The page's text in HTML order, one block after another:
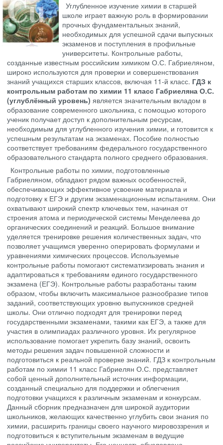
Углубленное изучение химии в старшей
школе играет важную роль в формировании
прочных фундаментальных знаний,
необходимых для успешной сдачи выпускных
экзаменов и поступления в профильные
университеты. Контрольные работы,
созданные известным российским химиком О.С. Габриеляном,
широко используются для проверки и совершенствования
знаний учащихся старших классов, включая 11-й класс. ГДЗ к
контрольным работам по химии 11 класс Габриеляна О.С.
(углублённый уровень) является значительным вкладом в
образование современного школьника, с помощью которого
ученик получает доступ к дополнительным ресурсам,
необходимым для углубленного изучения химии, и готовится к
успешным результатам на экзаменах. Пособие полностью
соответствует требованиям федерального государственного
образовательного стандарта полного среднего образования.
Контрольные работы по химии, подготовленные
Габриеляном, обладают рядом важных особенностей,
обеспечивающих эффективное усвоение материала и
подготовку к ЕГЭ и другим экзаменационным испытаниям. Они
охватывают широкий спектр ключевых тем, начиная от
строения атома и периодической системы Менделеева до
органических соединений и реакций. Большое внимание
уделяется тренировке решения количественных задач, что
позволяет учащимся уверенно оперировать формулами и
уравнениями химических процессов. Используемые
контрольные работы помогают систематизировать знания и
адаптироваться к требованиям единого государственного
экзамена (ЕГЭ). Контрольные работы разработаны таким
образом, чтобы включить максимальное разнообразие типов
заданий, соответствующих уровню выпускников средней
школы. Они отлично подходят для тренировки перед
государственными экзаменами, такими как ЕГЭ, а также для
участия в олимпиадах различного уровня. Их регулярное
использование помогает укрепить базу знаний, освоить
методы решения задач повышенной сложности и
подготовиться к реальной проверке знаний. ГДЗ к контрольным
работам по химии 11 класс Габриелян О.С. представляет
собой ценный дополнительный источник информации,
созданный специально для поддержки и облегчения
подготовки учащихся к различным экзаменам и конкурсам.
Данный сборник предназначен для широкой аудитории
школьников, желающих качественно углубить свои знания по
химии, расширить границы своего научного мировоззрения и
подготовиться к вступительным экзаменам в ведущие